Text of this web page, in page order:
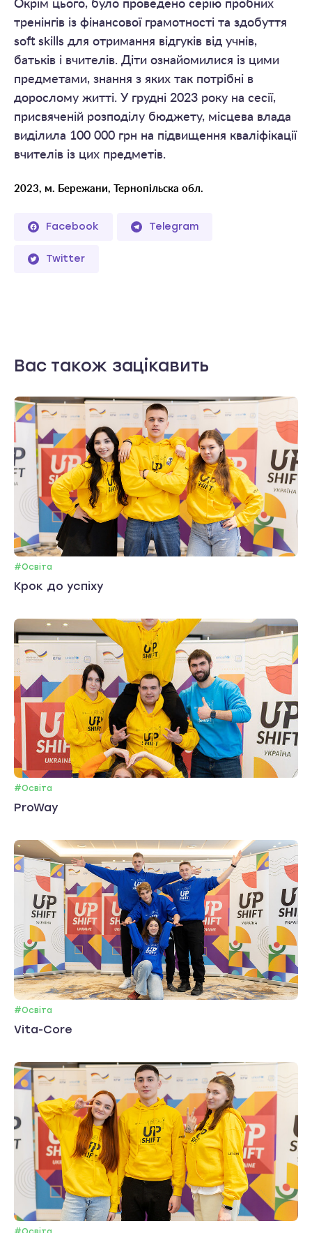
Окрім цього, було проведено серію пробних
тренінгів із фінансової грамотності та здобуття
soft skills для отримання відгуків від учнів,
батьків і вчителів. Діти ознайомилися із цими
предметами, знання з яких так потрібні в
дорослому житті. У грудні 2023 року на сесії,
присвяченій розподілу бюджету, місцева влада
виділила 100 000 грн на підвищення кваліфікації
вчителів із цих предметів.
2023, м. Бережани, Тернопільска обл.
Facebook Telegram
Twitter
Вас також зацікавить
#Освіта
Крок до успіху
#Освіта
ProWay
#Освіта
Vita-Core